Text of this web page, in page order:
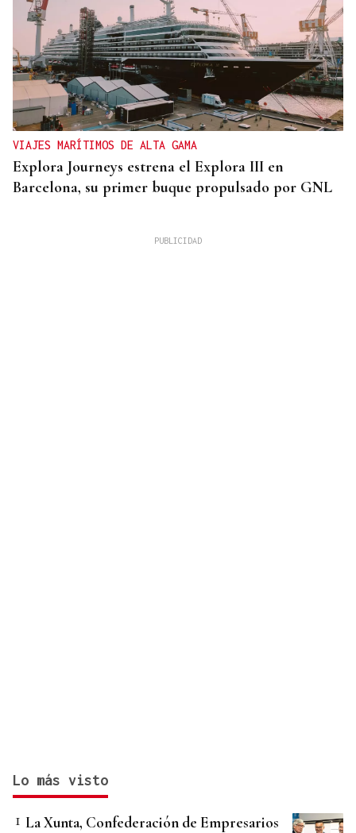
VIAJES MARÍTIMOS DE ALTA GAMA
Explora Journeys estrena el Explora III en
Barcelona, su primer buque propulsado por GNL
Lo más visto
La Xunta, Confederación de Empresarios